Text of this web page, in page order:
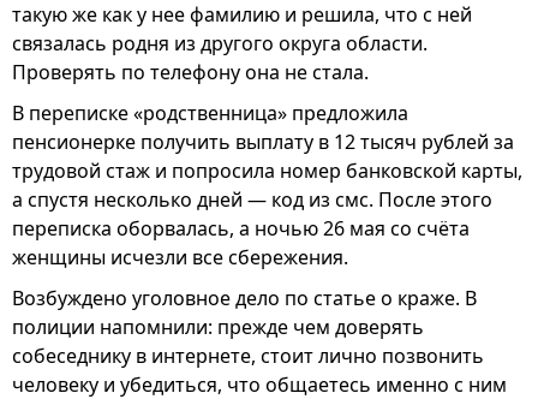
такую же как у нее фамилию и решила, что с ней
связалась родня из другого округа области.
Проверять по телефону она не стала.
В переписке «родственница» предложила
пенсионерке получить выплату в 12 тысяч рублей за
трудовой стаж и попросила номер банковской карты,
а спустя несколько дней — код из смс. После этого
переписка оборвалась, а ночью 26 мая со счёта
женщины исчезли все сбережения.
Возбуждено уголовное дело по статье о краже. В
полиции напомнили: прежде чем доверять
собеседнику в интернете, стоит лично позвонить
человеку и убедиться, что общаетесь именно с ним